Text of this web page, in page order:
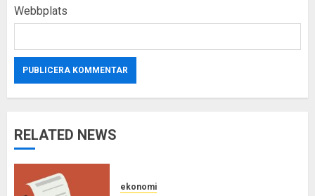
Webbplats
RELATED NEWS
ekonomi